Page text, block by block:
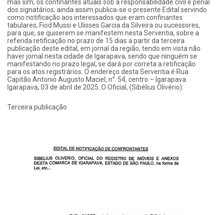
mas sim, os confinantes atuais sob a responsabilidade civil e penal
dos signatários; ainda assim publica-se o presente Edital servindo
como notificação aos interessados que eram confinantes
tabulares, Fiod Mussi e Ulisses Garcia da Silveira ou sucessores,
para que, se quiserem se manifestem nesta Serventia, sobre a
referida retificação no prazo de 15 dias a partir da terceira
publicação deste edital, em jornal da região, tendo em vista não
haver jornal nesta cidade de Igarapava, sendo que ninguém se
manifestando no prazo legal, se dará por correta a retificação
para os atos registrários. O endereço desta Serventia é Rua
Capitão Antonio Augusto Maciel, n°. 54, centro – Igarapava.
Igarapava, 03 de abril de 2025. O Oficial, (Sibélius Olivério).
Terceira publicação